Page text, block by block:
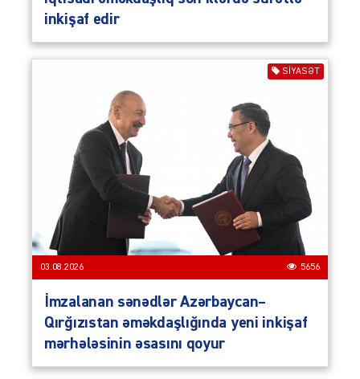
inkişaf edir
SIYASƏT
03.08.2026 5656
İmzalanan sənədlər Azərbaycan–
Qırğızıstan əməkdaşlığında yeni inkişaf
mərhələsinin əsasını qoyur